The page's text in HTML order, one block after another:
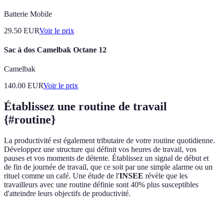
Batterie Mobile
29.50 EURVoir le prix
Sac à dos Camelbak Octane 12
Camelbak
140.00 EURVoir le prix
Établissez une routine de travail
{#routine}
La productivité est également tributaire de votre routine quotidienne.
Développez une structure qui définit vos heures de travail, vos
pauses et vos moments de détente. Établissez un signal de début et
de fin de journée de travail, que ce soit par une simple alarme ou un
rituel comme un café. Une étude de l'INSEE révèle que les
travailleurs avec une routine définie sont 40% plus susceptibles
d'atteindre leurs objectifs de productivité.